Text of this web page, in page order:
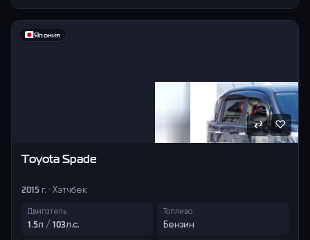
Япония
⇄ ♡
ToyotaSpade
2015 г. · Хэтчбек
Двигатель
1.5л / 103л.с.
Топливо
Бензин